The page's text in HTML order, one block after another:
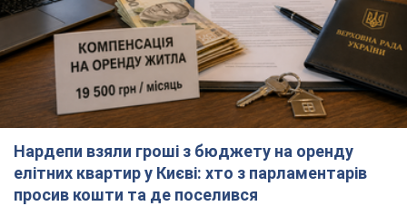
Нардепи взяли гроші з бюджету на оренду
елітних квартир у Києві: хто з парламентарів
просив кошти та де поселився